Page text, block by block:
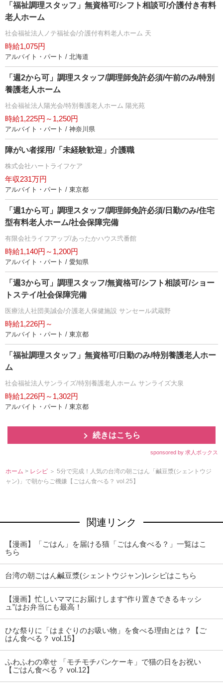
「福祉調理スタッフ」無資格可/シフト相談可/介護付き有料
老人ホーム
社会福祉法人ノテ福祉会/介護付有料老人ホーム 天
時給1,075円
アルバイト・パート / 北海道
「週2から可」調理スタッフ/調理師免許必須/午前のみ/特別
養護老人ホーム
社会福祉法人陽光会/特別養護老人ホーム 陽光苑
時給1,225円～1,250円
アルバイト・パート / 神奈川県
障がい者採用/「未経験歓迎」介護職
株式会社ハートライフケア
年収231万円
アルバイト・パート / 東京都
「週1から可」調理スタッフ/調理師免許必須/日勤のみ/住宅
型有料老人ホーム/社会保障完備
有限会社ライフアップ/あったかハウス弐番館
時給1,140円～1,200円
アルバイト・パート / 愛知県
「週3から可」調理スタッフ/無資格可/シフト相談可/ショー
トステイ/社会保障完備
医療法人社団美誠会/介護老人保健施設 サンセール武蔵野
時給1,226円～
アルバイト・パート / 東京都
「福祉調理スタッフ」無資格可/日勤のみ/特別養護老人ホー
ム
社会福祉法人サンライズ/特別養護老人ホーム サンライズ大泉
時給1,226円～1,302円
アルバイト・パート / 東京都
続きはこちら
sponsored by 求人ボックス
ホーム > レシピ ＞ 5分で完成！人気の台湾の朝ごはん「鹹豆漿(シェントウジ
ャン)」で朝からご機嫌【ごはん食べる？ vol.25】
関連リンク
【漫画】「ごはん」を届ける猫「ごはん食べる？」一覧はこ
ちら
台湾の朝ごはん鹹豆漿(シェントウジャン)レシピはこちら
【漫画】忙しいママにお届けします“作り置きできるキッシ
ュ”はお弁当にも最高！
ひな祭りに「はまぐりのお吸い物」を食べる理由とは？【ご
はん食べる？ vol.15】
ふわふわの幸せ 「モチモチパンケーキ」で猫の日をお祝い
【ごはん食べる？ vol.12】